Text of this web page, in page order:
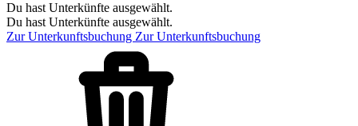
Du hast Unterkünfte ausgewählt.
Du hast Unterkünfte ausgewählt.
Zur Unterkunftsbuchung Zur Unterkunftsbuchung